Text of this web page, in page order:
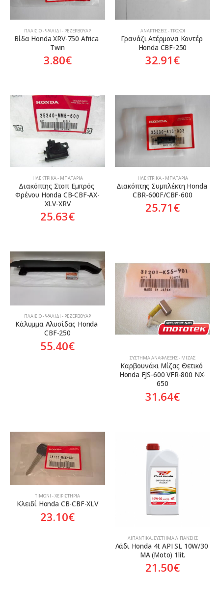
ΠΛΑΊΣΙΟ - ΨΑΛΊΔΙ - ΡΕΖΕΡΒΟΥΆΡ
Βίδα Honda XRV-750 Africa
Twin
3.80€
ΑΝΑΡΤΉΣΕΙΣ - ΤΡΟΧΟΊ
Γρανάζι Ατέρμονα Κοντέρ
Honda CBF-250
32.91€
ΗΛΕΚΤΡΙΚΆ - ΜΠΑΤΑΡΊΑ
Διακόπτης Στoπ Εμπρός
Φρένου Honda CB-CBF-AX-
XLV-XRV
25.63€
ΗΛΕΚΤΡΙΚΆ - ΜΠΑΤΑΡΊΑ
Διακόπτης Συμπλέκτη Honda
CBR-600F/CBF-600
25.71€
ΠΛΑΊΣΙΟ - ΨΑΛΊΔΙ - ΡΕΖΕΡΒΟΥΆΡ
Κάλυμμα Αλυσίδας Honda
CBF-250
55.40€
ΣΎΣΤΗΜΑ ΑΝΆΦΛΕΞΗΣ - ΜΊΖΑΣ
Καρβουνάκι Μίζας Θετικό
Honda FJS-600 VFR-800 NX-
650
31.64€
ΤΙΜΌΝΙ - ΧΕΙΡΙΣΤΉΡΙΑ
Κλειδί Honda CB-CBF-XLV
23.10€
ΛΙΠΑΝΤΙΚΆ,ΣΎΣΤΗΜΑ ΛΊΠΑΝΣΗΣ
Λάδι Honda 4t API SL 10W/30
MA (Moto) 1lit.
21.50€